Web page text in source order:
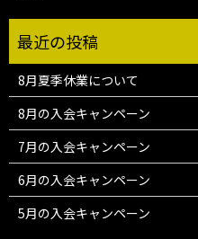
8月夏季休業について
8月の入会キャンペーン
7月の入会キャンペーン
6月の入会キャンペーン
5月の入会キャンペーン